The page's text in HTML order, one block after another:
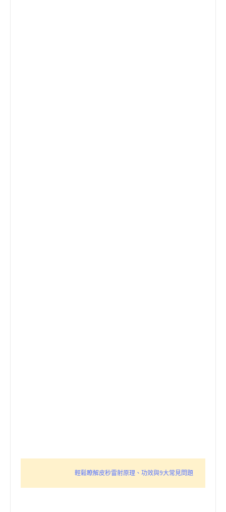
輕鬆瞭解皮秒雷射原理、功效與9大常見問題